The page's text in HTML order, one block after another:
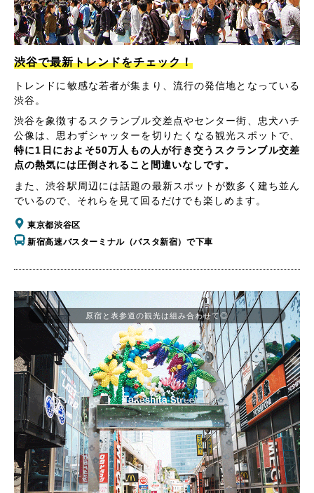
渋谷で最新トレンドをチェック！
トレンドに敏感な若者が集まり、流行の発信地となっている
渋谷。
渋谷を象徴するスクランブル交差点やセンター街、忠犬ハチ
公像は、思わずシャッターを切りたくなる観光スポットで、
特に1日におよそ50万人もの人が行き交うスクランブル交差
点の熱気には圧倒されること間違いなしです。
また、渋谷駅周辺には話題の最新スポットが数多く建ち並ん
でいるので、それらを見て回るだけでも楽しめます。
東京都渋谷区
新宿高速バスターミナル（バスタ新宿）で下車
原宿と表参道の観光は組み合わせて◎